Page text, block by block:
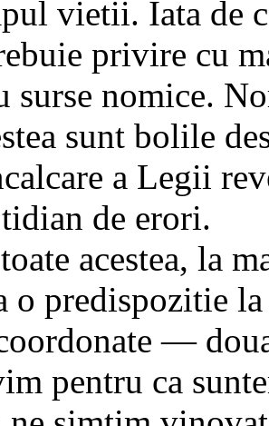
vietii. Iata de
privire cu
surse nomice.
sunt bolile
a Legii
de erori.
acestea, la
o predispozitie
—
pentru ca